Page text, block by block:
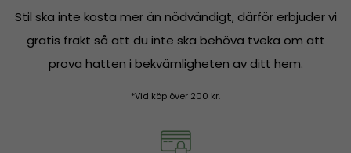
Stil ska inte kosta mer än nödvändigt, därför erbjuder vi
gratis frakt så att du inte ska behöva tveka om att
prova hatten i bekvämligheten av ditt hem.
*Vid köp över 200 kr.